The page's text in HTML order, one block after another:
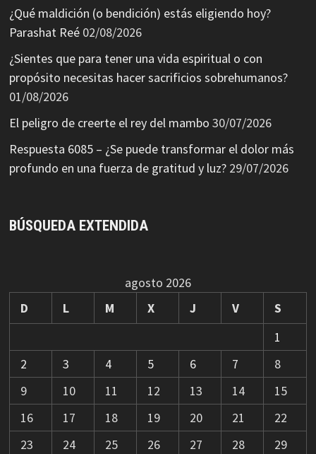
¿Qué maldición (o bendición) estás eligiendo hoy?
Parashat Reé 02/08/2026
¿Sientes que para tener una vida espiritual o con
propósito necesitas hacer sacrificios sobrehumanos?
01/08/2026
El peligro de creerte el rey del mambo 30/07/2026
Respuesta 6085 – ¿Se puede transformar el dolor más
profundo en una fuerza de gratitud y luz? 29/07/2026
BÚSQUEDA EXTENDIDA
agosto 2026
D
L M X J V
S
1
2
3 4 5 6 7
8
9
10 11 12 13 14
15
16
17 18 19 20 21
22
23
24 25 26 27 28
29